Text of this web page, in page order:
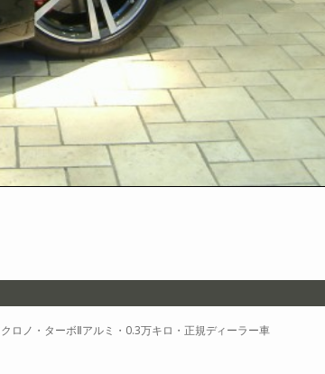
ロノ・ターボⅡアルミ・0.3万キロ・正規ディーラー車